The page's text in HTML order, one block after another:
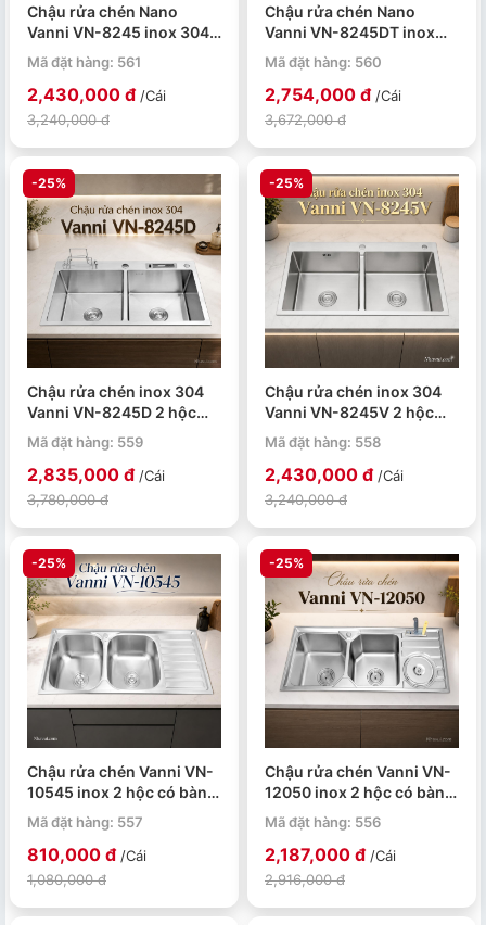
Chậu rửa chén Nano
Vanni VN-8245 inox 304
2 hộc 820x450x230mm
Mã đặt hàng: 561
2,430,000 đ /Cái
3,240,000 đ
Chậu rửa chén Nano
Vanni VN-8245DT inox
304 2 hộc
820x450x230mm
Mã đặt hàng: 560
2,754,000 đ /Cái
3,672,000 đ
-25%
Chậu rửa chén inox 304
Vanni VN-8245D 2 hộc
820x450x230mm
Mã đặt hàng: 559
2,835,000 đ /Cái
3,780,000 đ
-25%
Chậu rửa chén inox 304
Vanni VN-8245V 2 hộc
820x450x230mm
Mã đặt hàng: 558
2,430,000 đ /Cái
3,240,000 đ
-25%
Chậu rửa chén Vanni VN-
10545 inox 2 hộc có bàn
chờ 1050x450x230mm
Mã đặt hàng: 557
810,000 đ /Cái
1,080,000 đ
-25%
Chậu rửa chén Vanni VN-
12050 inox 2 hộc có bàn
phụ 1200x500x230mm
Mã đặt hàng: 556
2,187,000 đ /Cái
2,916,000 đ